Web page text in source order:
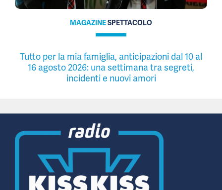
MAGAZINESPETTACOLO
Tutto per la mia famiglia, anticipazioni dal 10 al
16 agosto 2026: una settimana tra segreti,
incidenti e nuovi amori